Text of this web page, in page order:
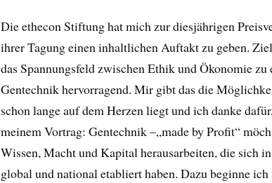
Die ethecon Stiftung hat mich zur diesjährigen
ihrer Tagung einen inhaltlichen Auftakt zu geben.
das Spannungsfeld zwischen Ethik und Ökonomie
Gentechnik hervorragend. Mir gibt das die
schon lange auf dem Herzen liegt und ich danke
meinem Vortrag: Gentechnik –„made by Profit“
Wissen, Macht und Kapital herausarbeiten, die sich
global und national etabliert haben. Dazu beginne